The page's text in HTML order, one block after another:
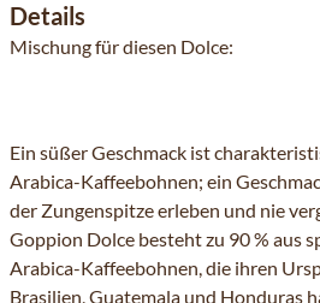
Details
Mischung für diesen Dolce:
Ein süßer Geschmack ist
Arabica-Kaffeebohnen; ein
der Zungenspitze erleben und nie
Goppion Dolce besteht zu 90 % aus
Arabica-Kaffeebohnen, die ihren
Brasilien, Guatemala und Honduras